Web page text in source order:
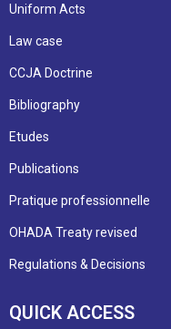
Uniform Acts
Law case
CCJA Doctrine
Bibliography
Etudes
Publications
Pratique professionnelle
OHADA Treaty revised
Regulations & Decisions
QUICK ACCESS